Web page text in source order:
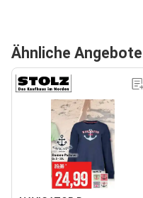
Ähnliche Angebote